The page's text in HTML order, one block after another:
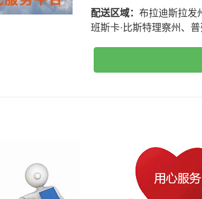
配送区域： 布拉迪斯拉发
班斯卡·比斯特理察州、